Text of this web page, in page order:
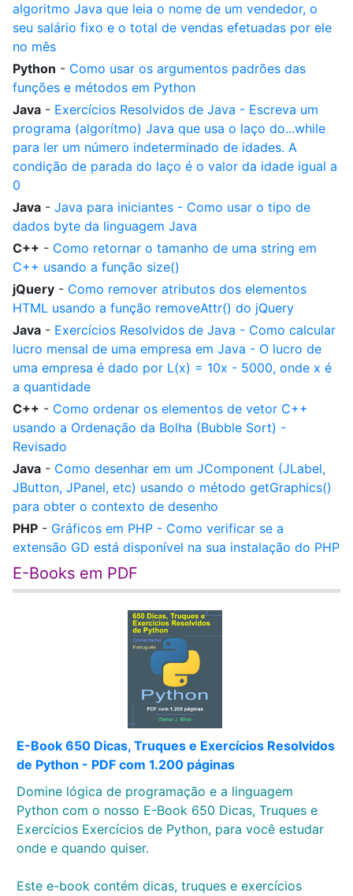
algoritmo Java que leia o nome de um vendedor, o
seu salário fixo e o total de vendas efetuadas por ele
no mês
Python - Como usar os argumentos padrões das
funções e métodos em Python
Java - Exercícios Resolvidos de Java - Escreva um
programa (algorítmo) Java que usa o laço do...while
para ler um número indeterminado de idades. A
condição de parada do laço é o valor da idade igual a
0
Java - Java para iniciantes - Como usar o tipo de
dados byte da linguagem Java
C++ - Como retornar o tamanho de uma string em
C++ usando a função size()
jQuery - Como remover atributos dos elementos
HTML usando a função removeAttr() do jQuery
Java - Exercícios Resolvidos de Java - Como calcular
lucro mensal de uma empresa em Java - O lucro de
uma empresa é dado por L(x) = 10x - 5000, onde x é
a quantidade
C++ - Como ordenar os elementos de vetor C++
usando a Ordenação da Bolha (Bubble Sort) -
Revisado
Java - Como desenhar em um JComponent (JLabel,
JButton, JPanel, etc) usando o método getGraphics()
para obter o contexto de desenho
PHP - Gráficos em PHP - Como verificar se a
extensão GD está disponível na sua instalação do PHP
E-Books em PDF
E-Book 650 Dicas, Truques e Exercícios Resolvidos
de Python - PDF com 1.200 páginas
Domine lógica de programação e a linguagem
Python com o nosso E-Book 650 Dicas, Truques e
Exercícios Exercícios de Python, para você estudar
onde e quando quiser.
Este e-book contém dicas, truques e exercícios